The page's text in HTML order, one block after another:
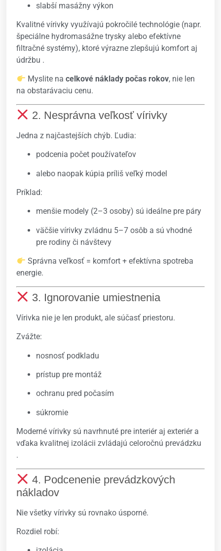
slabší masážny výkon
Kvalitné vírivky využívajú pokročilé technológie (napr.
špeciálne hydromasážne trysky alebo efektívne
filtračné systémy), ktoré výrazne zlepšujú komfort aj
údržbu .
Myslite na celkové náklady počas rokov, nie len
na obstarávaciu cenu.
2. Nesprávna veľkosť vírivky
Jedna z najčastejších chýb. Ľudia:
podcenia počet používateľov
alebo naopak kúpia príliš veľký model
Príklad:
menšie modely (2–3 osoby) sú ideálne pre páry
väčšie vírivky zvládnu 5–7 osôb a sú vhodné
pre rodiny či návštevy
Správna veľkosť = komfort + efektívna spotreba
energie.
3. Ignorovanie umiestnenia
Vírivka nie je len produkt, ale súčasť priestoru.
Zvážte:
nosnosť podkladu
prístup pre montáž
ochranu pred počasím
súkromie
Moderné vírivky sú navrhnuté pre interiér aj exteriér a
vďaka kvalitnej izolácii zvládajú celoročnú prevádzku
.
4. Podcenenie prevádzkových
nákladov
Nie všetky vírivky sú rovnako úsporné.
Rozdiel robí: